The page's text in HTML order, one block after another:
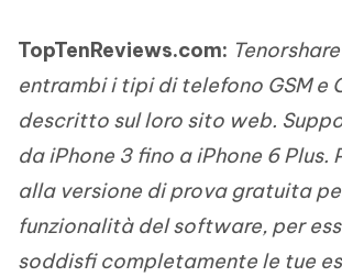
TopTenReviews.com:
entrambi i tipi di telefono GSM e
descritto sul loro sito web.
da iPhone 3 fino a iPhone 6 Plus.
alla versione di prova gratuita
funzionalità del software, per
soddisfi completamente le tue